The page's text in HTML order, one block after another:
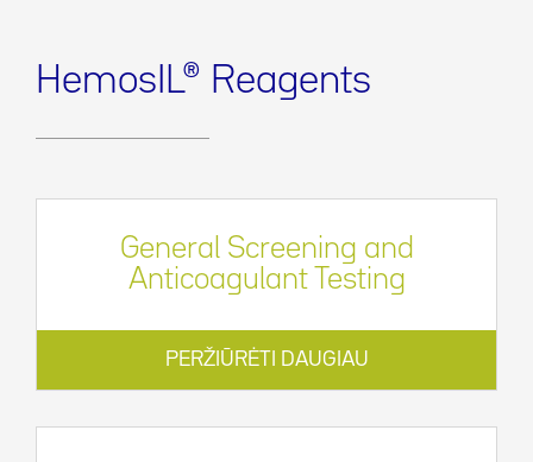
HemosIL® Reagents
General Screening and
Anticoagulant Testing
PERŽIŪRĖTI DAUGIAU